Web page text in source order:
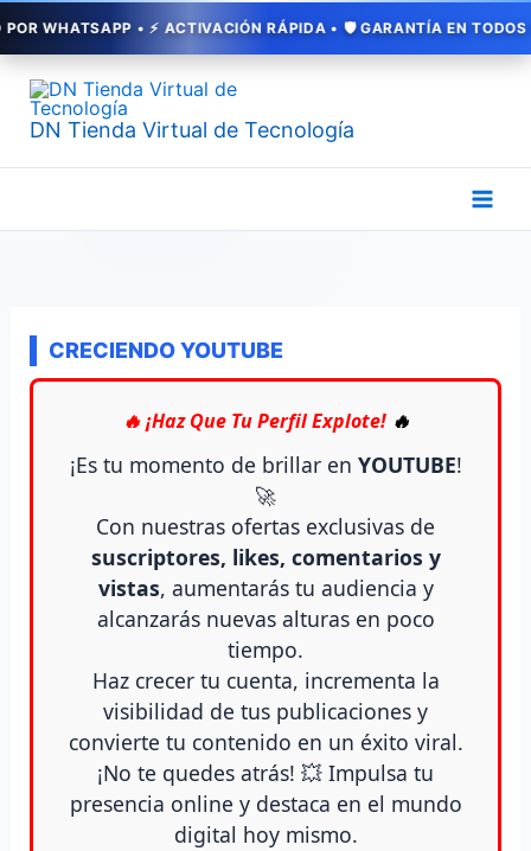
• ⚡ ACTIVACIÓN RÁPIDA • 🛡️ GARANTÍA EN TODOS
contenido
DN Tienda Virtual de Tecnología
CRECIENDO YOUTUBE
🔥 ¡Haz Que Tu Perfil Explote! 🔥
¡Es tu momento de brillar en YOUTUBE!
🚀
Con nuestras ofertas exclusivas de
suscriptores, likes, comentarios y
vistas, aumentarás tu audiencia y
alcanzarás nuevas alturas en poco
tiempo.
Haz crecer tu cuenta, incrementa la
visibilidad de tus publicaciones y
convierte tu contenido en un éxito viral.
¡No te quedes atrás! 💥 Impulsa tu
presencia online y destaca en el mundo
digital hoy mismo.
Ordenado